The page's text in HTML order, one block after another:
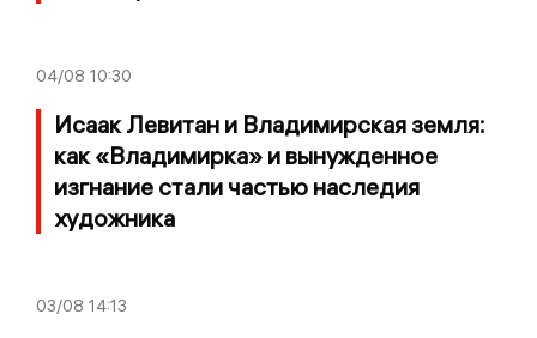
04/08 10:30
Исаак Левитан и Владимирская земля:
как «Владимирка» и вынужденное
изгнание стали частью наследия
художника
03/08 14:13